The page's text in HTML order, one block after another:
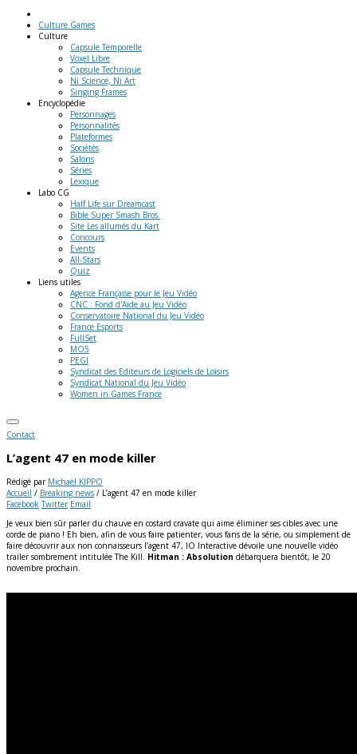
Culture Games
Culture
Capsule Temporelle
Voxel Libre
Capsule Technique
Ni Science, Ni Art
Singing Frames
Encyclopédie
Personnages
Personnalités
Plateformes
Sociétés
Salons
Séries
Lexique
Labo CG
Half Life sur Dreamcast
Bible Super Smash Bros.
Site Les allumés du Kart
Concours
Events
All-Stars
Quiz
Liens utiles
Agence Française pour le Jeu Vidéo
CNC : Fond d'Aide au Jeu Vidéo
Conservatoire National du Jeu Vidéo
France Esports
FullSet
MO5
PEGI
Syndicat des Editeurs de Logiciels de Loisirs
Syndicat National du Jeu Vidéo
Women in Games France
Contact
L’agent 47 en mode killer
Rédigé par Michaël KIPPO
Accueil / Breaking news / L’agent 47 en mode killer
Facebook Twitter Email
Je veux bien sûr parler du chauve en costard cravate qui aime éliminer ses cibles avec une
corde de piano ! Eh bien, afin de vous faire patienter, vous fans de la série, ou simplement de
faire découvrir aux non connaisseurs l’agent 47, IO Interactive dévoile une nouvelle vidéo
trailer sombrement intitulée The Kill. Hitman : Absolution débarquera bientôt, le 20
novembre prochain.